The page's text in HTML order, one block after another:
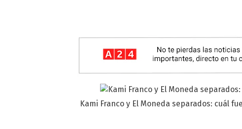
Kami Franco y El Moneda separados: cuál